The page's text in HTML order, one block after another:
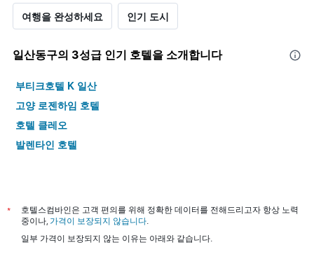
여행을 완성하세요 인기 도시
일산동구​의 3​성급 인기 호텔을 소개합니다
부티크호텔 K 일산
고양 로젠하임 호텔
호텔 클레오
발렌타인 호텔
*
호텔스컴바인은 고객 편의를 위해 정확한 데이터를 전해드리고자 항상 노력
중이나, 가격이 보장되지 않습니다
일부 가격이 보장되지 않는 이유는 아래와 같습니다.